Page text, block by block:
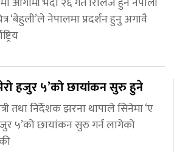
‘बेहुली’ले नेपालमा प्रदर्शन हुनु अगावै
हजुर ५’को छायांकन सुरु हुने
तथा निर्देशक झरना थापाले सिनेमा ‘ए
५’को छायांकन सुरु गर्न लागेको